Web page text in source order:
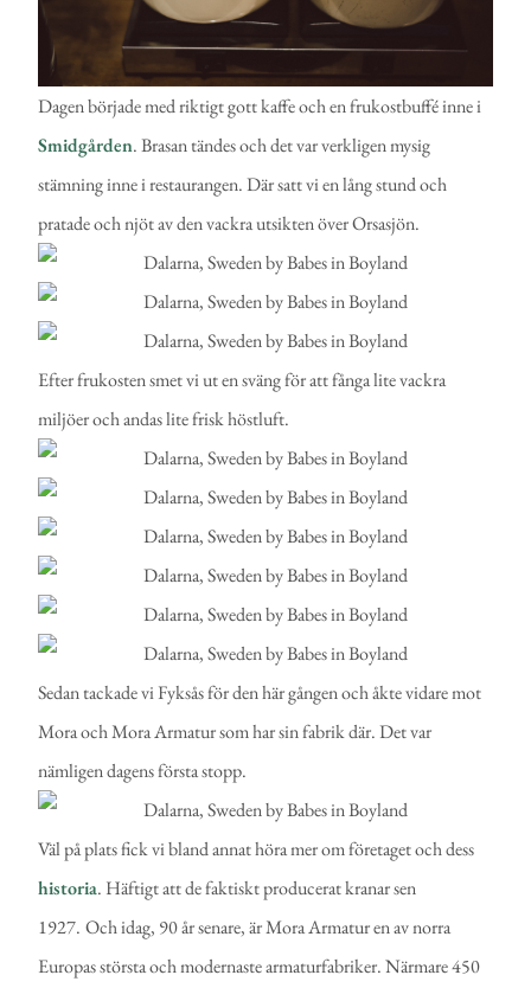
Dagen började med riktigt gott kaffe och en frukostbuffé inne i
Smidgården. Brasan tändes och det var verkligen mysig
stämning inne i restaurangen. Där satt vi en lång stund och
pratade och njöt av den vackra utsikten över Orsasjön.
Efter frukosten smet vi ut en sväng för att fånga lite vackra
miljöer och andas lite frisk höstluft.
Sedan tackade vi Fyksås för den här gången och åkte vidare mot
Mora och Mora Armatur som har sin fabrik där. Det var
nämligen dagens första stopp.
Väl på plats fick vi bland annat höra mer om företaget och dess
historia. Häftigt att de faktiskt producerat kranar sen
1927. Och idag, 90 år senare, är Mora Armatur en av norra
Europas största och modernaste armaturfabriker. Närmare 450